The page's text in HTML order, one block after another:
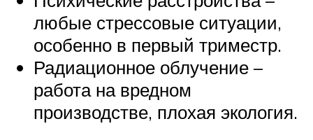
любые стрессовые ситуации,
особенно в первый триместр.
Радиационное облучение –
работа на вредном
производстве, плохая экология.